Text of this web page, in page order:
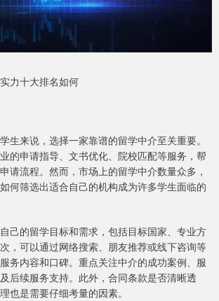
力十大排名如何
生来说，选择一家靠谱的留学中介至关重要。
的申请指导、文书优化、院校匹配等服务，帮
请流程。然而，市场上的留学中介数量众多，
何筛选出适合自己的机构成为许多学生面临的
己的留学目标和需求，包括目标国家、专业方
，可以通过网络搜索、朋友推荐或线下咨询等
务内容和口碑。重点关注中介的成功案例、服
后续服务支持。此外，合同条款是否清晰透
也是需要仔细考量的因素。